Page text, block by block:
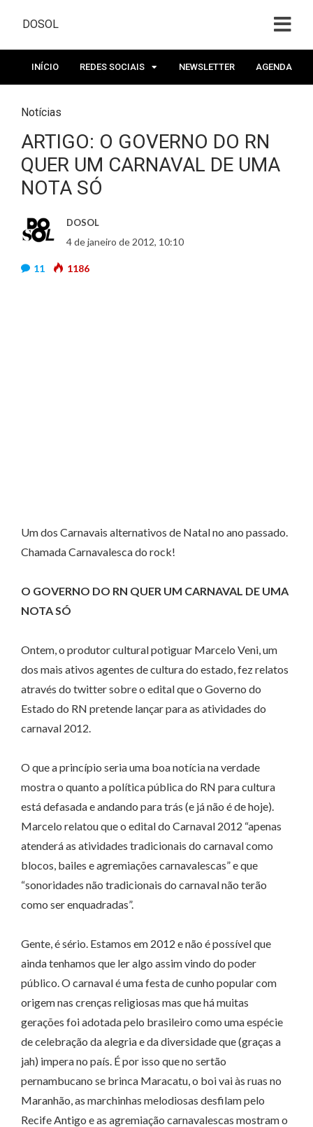
DOSOL
INÍCIO REDES SOCIAIS NEWSLETTER AGENDA
Notícias
ARTIGO: O GOVERNO DO RN
QUER UM CARNAVAL DE UMA
NOTA SÓ
DOSOL
4 de janeiro de 2012, 10:10
11 1186
Um dos Carnavais alternativos de Natal no ano passado.
Chamada Carnavalesca do rock!
O GOVERNO DO RN QUER UM CARNAVAL DE UMA
NOTA SÓ
Ontem, o produtor cultural potiguar Marcelo Veni, um
dos mais ativos agentes de cultura do estado, fez relatos
através do twitter sobre o edital que o Governo do
Estado do RN pretende lançar para as atividades do
carnaval 2012.
O que a princípio seria uma boa notícia na verdade
mostra o quanto a política pública do RN para cultura
está defasada e andando para trás (e já não é de hoje).
Marcelo relatou que o edital do Carnaval 2012 “apenas
atenderá as atividades tradicionais do carnaval como
blocos, bailes e agremiações carnavalescas” e que
“sonoridades não tradicionais do carnaval não terão
como ser enquadradas”.
Gente, é sério. Estamos em 2012 e não é possível que
ainda tenhamos que ler algo assim vindo do poder
público. O carnaval é uma festa de cunho popular com
origem nas crenças religiosas mas que há muitas
gerações foi adotada pelo brasileiro como uma espécie
de celebração da alegria e da diversidade que (graças a
jah) impera no país. É por isso que no sertão
pernambucano se brinca Maracatu, o boi vai às ruas no
Maranhão, as marchinhas melodiosas desfilam pelo
Recife Antigo e as agremiação carnavalescas mostram o